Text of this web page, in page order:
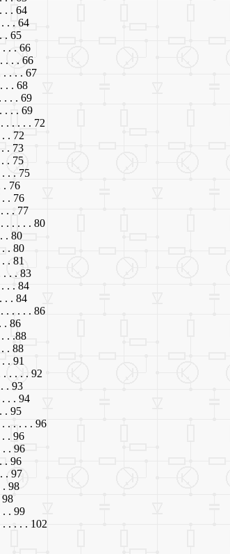
. . 64
. . 64
. 65
. . . 66
. . . 66
. . . . 67
. . 68
. . . 69
. . . 69
. . . . . 72
. 72
. 73
. 75
. . 75
. 76
. 76
. . 77
. . . . . 80
. 80
. 80
. 81
. . . 83
. . 84
. . 84
. . . . . 86
. 86
. .88
. 88
. 91
. . . . 92
. 93
. . 94
. 95
. . . . . 96
. 96
. . 96
. 96
. 97
. 98
98
. . 99
. . . . 102